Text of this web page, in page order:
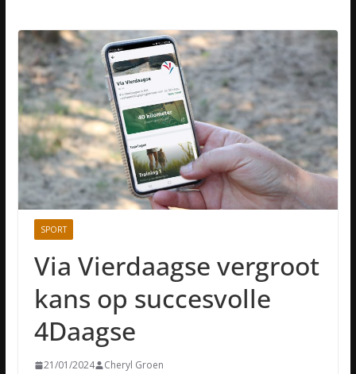
SPORT
Via Vierdaagse vergroot
kans op succesvolle
4Daagse
21/01/2024 Cheryl Groen